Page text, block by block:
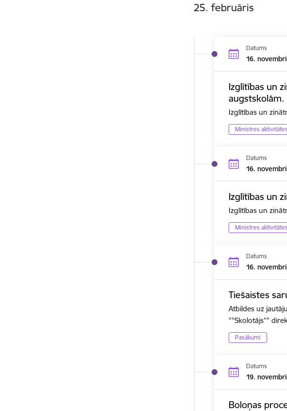
25. februāris
Datums
16.
Izglītības un
augstskolām.
Izglītības un
Ministres aktivitātes
Datums
16.
Izglītības un
Izglītības un
Ministres aktivitātes
Datums
16.
Tiešaistes
Atbildes uz
""Skolotājs""
Pasākumi
Datums
19.
Boloņas